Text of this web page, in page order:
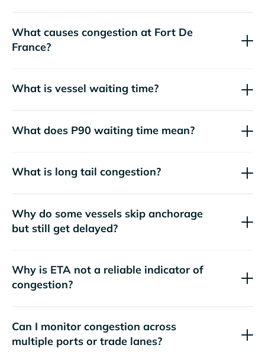
What causes congestion at Fort De
France?
What is vessel waiting time?
What does P90 waiting time mean?
What is long tail congestion?
Why do some vessels skip anchorage
but still get delayed?
Why is ETA not a reliable indicator of
congestion?
Can I monitor congestion across
multiple ports or trade lanes?